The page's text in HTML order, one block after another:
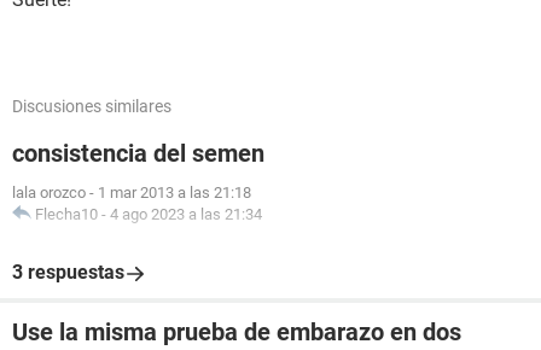
Discusiones similares
consistencia del semen
lala orozco - 1 mar 2013 a las 21:18
Flecha10 - 4 ago 2023 a las 21:34
3 respuestas
Use la misma prueba de embarazo en dos